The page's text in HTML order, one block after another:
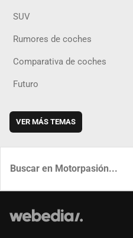
SUV
Rumores de coches
Comparativa de coches
Futuro
VER MÁS TEMAS